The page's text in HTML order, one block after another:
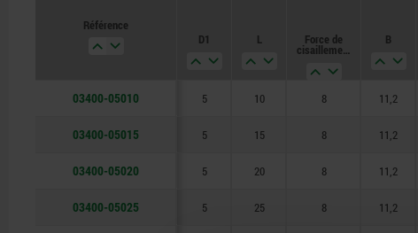
30
Référence
D1
L Force de
cisaillement
max.
B
03400-05010 5 10 8 11,2
03400-05015 5 15 8 11,2
03400-05020 5 20 8 11,2
03400-05025 5 25 8 11,2